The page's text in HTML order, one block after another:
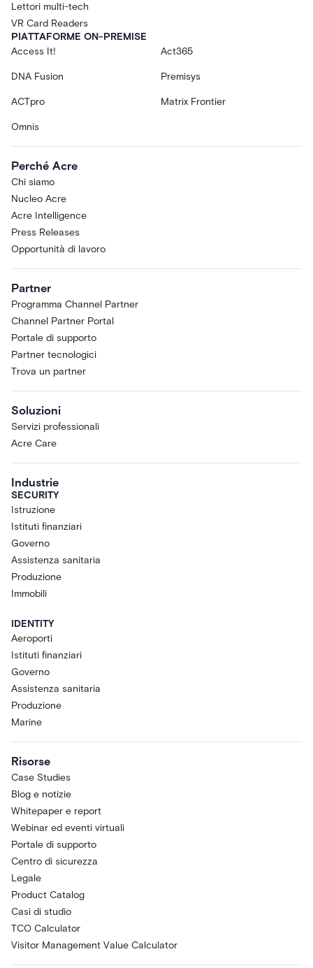
Lettori multi-tech
VR Card Readers
PIATTAFORME ON-PREMISE
Access It!
Act365
DNA Fusion Premisys
ACTpro Matrix Frontier
Omnis
Perché Acre
Chi siamo
Nucleo Acre
Acre Intelligence
Press Releases
Opportunità di lavoro
Partner
Programma Channel Partner
Channel Partner Portal
Portale di supporto
Partner tecnologici
Trova un partner
Soluzioni
Servizi professionali
Acre Care
Industrie
SECURITY
Istruzione
Istituti finanziari
Governo
Assistenza sanitaria
Produzione
Immobili
IDENTITY
Aeroporti
Istituti finanziari
Governo
Assistenza sanitaria
Produzione
Marine
Risorse
Case Studies
Blog e notizie
Whitepaper e report
Webinar ed eventi virtuali
Portale di supporto
Centro di sicurezza
Legale
Product Catalog
Casi di studio
TCO Calculator
Visitor Management Value Calculator